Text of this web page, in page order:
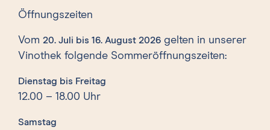
Öffnungszeiten
Vom 20. Juli bis 16. August 2026 gelten in unserer
Vinothek folgende Sommeröffnungszeiten:
Dienstag bis Freitag
12.00 – 18.00 Uhr
Samstag